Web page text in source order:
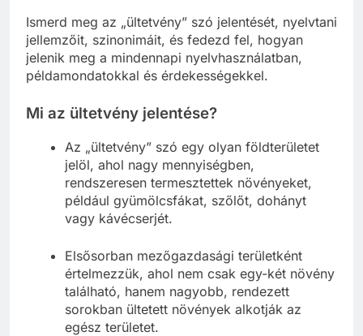
Ismerd meg az „ültetvény” szó jelentését, nyelvtani
jellemzőit, szinonimáit, és fedezd fel, hogyan
jelenik meg a mindennapi nyelvhasználatban,
példamondatokkal és érdekességekkel.
Mi az ültetvény jelentése?
Az „ültetvény” szó egy olyan földterületet
jelöl, ahol nagy mennyiségben,
rendszeresen termesztettek növényeket,
például gyümölcsfákat, szőlőt, dohányt
vagy kávécserjét.
Elsősorban mezőgazdasági területként
értelmezzük, ahol nem csak egy-két növény
található, hanem nagyobb, rendezett
sorokban ültetett növények alkotják az
egész területet.